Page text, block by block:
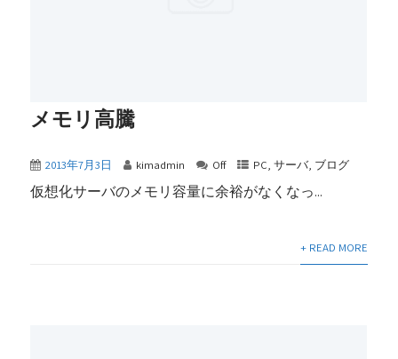
メモリ高騰
2013年7月3日 kimadmin Off PC,サーバ, ブログ
仮想化サーバのメモリ容量に余裕がなくなっ...
+ READ MORE